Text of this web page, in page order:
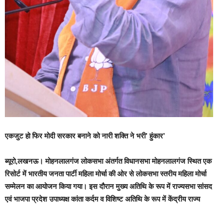
एकजुट हो फिर मोदी सरकार बनाने को नारी शक्ति ने भरी’ हुंकार’
ब्यूरो,लखनऊ। मोहनलालगंज लोकसभा अंतर्गत विधानसभा मोहनलालगंज स्थित एक
रिसोर्ट में भारतीय जनता पार्टी महिला मोर्चा की ओर से लोकसभा स्तरीय महिला मोर्चा
सम्मेलन का आयोजन किया गया। इस दौरान मुख्य अतिथि के रूप में राज्यसभा सांसद
एवं भाजपा प्रदेश उपाध्यक्ष कांता कर्दम व विशिष्ट अतिथि के रूप में केंद्रीय राज्य